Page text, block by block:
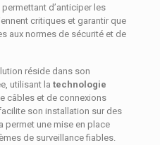
permettant d’anticiper les
critiques et garantir que
aux normes de sécurité et de
réside dans son
utilisant la technologie
câbles et de connexions
son installation sur des
permet une mise en place
de surveillance fiables.